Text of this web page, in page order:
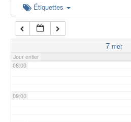
Étiquettes
7 mer
Jour entier
06:00
07:00
08:00
09:00